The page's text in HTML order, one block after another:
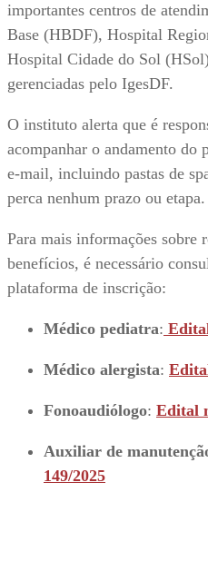
importantes centros de
Base (HBDF), Hospital
Hospital Cidade do Sol
gerenciadas pelo IgesDF.
O instituto alerta que é
acompanhar o andamento do
e-mail, incluindo pastas de
perca nenhum prazo ou etapa.
Para mais informações sobre
benefícios, é necessário
plataforma de inscrição:
Médico pediatra:
Médico alergista:
Fonoaudiólogo: Edital
Auxiliar de
149/2025